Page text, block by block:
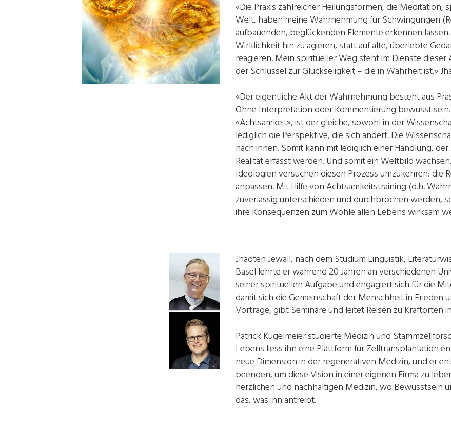
«Die Praxis zahlreicher Heilungsformen, die Meditation,
Welt, haben meine Wahrnehmung für Schwingungen
aufbauenden, beglückenden Elemente erkennen
Wirklichkeit hin zu agieren, statt auf alte, überlebte
reagieren. Mein spiritueller Weg steht im Dienste
der Schlüssel zur Glückseligkeit – die in Wahrheit ist.»
«Der eigentliche Akt der Wahrnehmung besteht aus
Ohne Interpretation oder Kommentierung bewusst
«Achtsamkeit», ist der gleiche, sowohl in der
lediglich die Perspektive, die sich ändert. Die
nach innen. Somit kann mit lediglich einer Handlung,
Realität erfasst werden. Und somit ein Weltbild
Ideologien versuchen diesen Prozess umzukehren: die
anpassen. Mit Hilfe von Achtsamkeitstraining (d.h.
zuverlässig unterschieden und durchbrochen werden,
ihre Konsequenzen zum Wohle allen Lebens wirksam
Jhadten Jewall, nach dem Studium Linguistik,
Basel lehrte er während 20 Jahren an verschiedenen
seiner spirituellen Aufgabe und engagiert sich für die
damit sich die Gemeinschaft der Menschheit in Frieden
Vorträge, gibt Seminare und leitet Reisen zu Kraftorten
Patrick Kugelmeier studierte Medizin und
Lebens liess ihn eine Plattform für Zelltransplantation
neue Dimension in der regenerativen Medizin, und er
beenden, um diese Vision in einer eigenen Firma zu
herzlichen und nachhaltigen Medizin, wo Bewusstsein
das, was ihn antreibt.